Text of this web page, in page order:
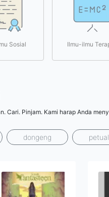
Sosial Ilmu-ilmu
Cari. Pinjam. Kami harap Anda
dongeng